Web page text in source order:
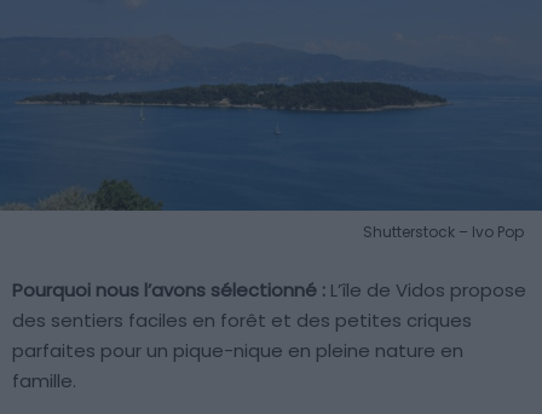
Shutterstock – Ivo Pop
Pourquoi nous l’avons sélectionné : L’île de Vidos propose
des sentiers faciles en forêt et des petites criques
parfaites pour un pique-nique en pleine nature en
famille.